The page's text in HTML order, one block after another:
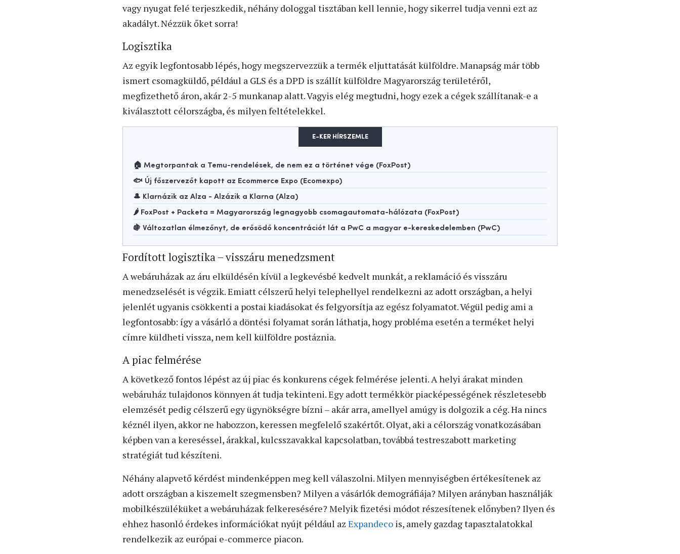
vagy nyugat felé terjeszkedik, néhány dologgal tisztában kell lennie, hogy sikerrel tudja venni ezt az
akadályt. Nézzük őket sorra!
Logisztika
Az egyik legfontosabb lépés, hogy megszervezzük a termék eljuttatását külföldre. Manapság már több
ismert csomagküldő, például a GLS és a DPD is szállít külföldre Magyarország területéről,
megfizethető áron, akár 2-5 munkanap alatt. Vagyis elég megtudni, hogy ezek a cégek szállítanak-e a
kiválasztott célországba, és milyen feltételekkel.
E-KER HÍRSZEMLE
🏠 Megtorpantak a Temu-rendelések, de nem ez a történet vége (FoxPost)
🐟 Új főszervezőt kapott az Ecommerce Expo (Ecomexpo)
🎩 Klarnázik az Alza - Alzázik a Klarna (Alza)
🌶️ FoxPost + Packeta = Magyarország legnagyobb csomagautomata-hálózata (FoxPost)
🍇 Változatlan élmezőnyt, de erősödő koncentrációt lát a PwC a magyar e-kereskedelemben (PwC)
Fordított logisztika – visszáru menedzsment
A webáruházak az áru elküldésén kívül a legkevésbé kedvelt munkát, a reklamáció és visszáru
menedzselését is végzik. Emiatt célszerű helyi telephellyel rendelkezni az adott országban, a helyi
jelenlét ugyanis csökkenti a postai kiadásokat és felgyorsítja az egész folyamatot. Végül pedig ami a
legfontosabb: így a vásárló a döntési folyamat során láthatja, hogy probléma esetén a terméket helyi
címre küldheti vissza, nem kell külföldre postáznia.
A piac felmérése
A következő fontos lépést az új piac és konkurens cégek felmérése jelenti. A helyi árakat minden
webáruház tulajdonos könnyen át tudja tekinteni. Egy adott termékkör piacképességének részletesebb
elemzését pedig célszerű egy ügynökségre bízni – akár arra, amellyel amúgy is dolgozik a cég. Ha nincs
kéznél ilyen, akkor ne habozzon, keressen megfelelő szakértőt. Olyat, aki a célország vonatkozásában
képben van a kereséssel, árakkal, kulcsszavakkal kapcsolatban, továbbá testreszabott marketing
stratégiát tud készíteni.
Néhány alapvető kérdést mindenképpen meg kell válaszolni. Milyen mennyiségben értékesítenek az
adott országban a kiszemelt szegmensben? Milyen a vásárlók demográfiája? Milyen arányban használják
mobilkészüléküket a webáruházak felkeresésére? Melyik fizetési módot részesítenek előnyben? Ilyen és
ehhez hasonló érdekes információkat nyújt például az Expandeco is, amely gazdag tapasztalatokkal
rendelkezik az európai e-commerce piacon.